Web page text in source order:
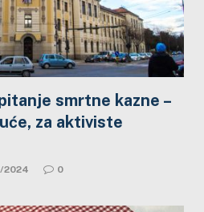
smrtne kazne –
za aktiviste
2024 0